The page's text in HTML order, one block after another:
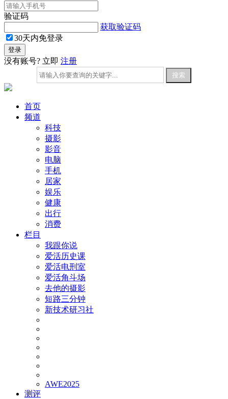
验证码
获取验证码
30天内免登录
没有账号? 立即 注册
首页
频道
科技
摄影
影音
电脑
手机
居家
娱乐
健康
出行
消费
栏目
我跟你说
爱活历史课
爱活电刑室
爱活角斗场
去他的摄影
短路三分钟
新技术研习社
AWE2025
测评